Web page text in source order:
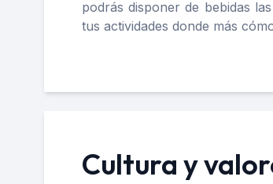
podrás disponer de bebidas
tus actividades donde más
Cultura y